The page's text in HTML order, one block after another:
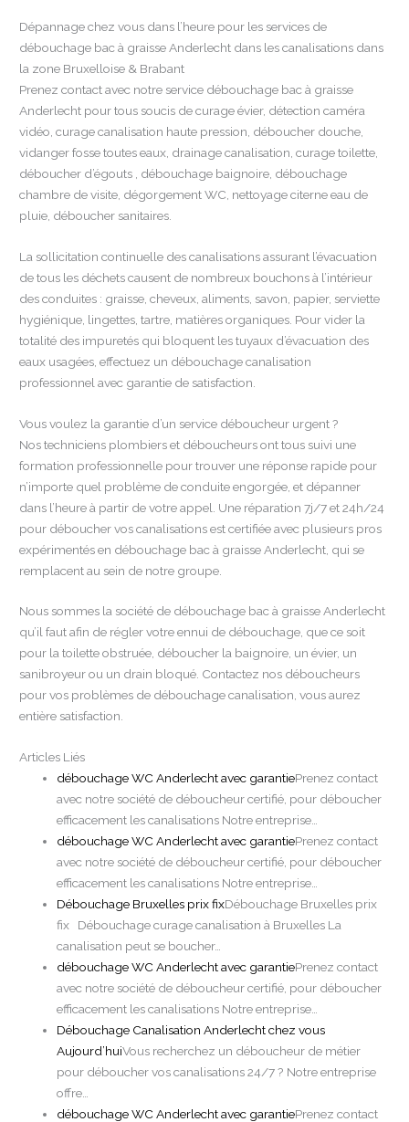
Dépannage chez vous dans l’heure pour les services de
débouchage bac à graisse Anderlecht dans les canalisations dans
la zone Bruxelloise & Brabant
Prenez contact avec notre service débouchage bac à graisse
Anderlecht pour tous soucis de curage évier, détection caméra
vidéo, curage canalisation haute pression, déboucher douche,
vidanger fosse toutes eaux, drainage canalisation, curage toilette,
déboucher d’égouts , débouchage baignoire, débouchage
chambre de visite, dégorgement WC, nettoyage citerne eau de
pluie, déboucher sanitaires.
La sollicitation continuelle des canalisations assurant l’évacuation
de tous les déchets causent de nombreux bouchons à l’intérieur
des conduites : graisse, cheveux, aliments, savon, papier, serviette
hygiénique, lingettes, tartre, matières organiques. Pour vider la
totalité des impuretés qui bloquent les tuyaux d’évacuation des
eaux usagées, effectuez un débouchage canalisation
professionnel avec garantie de satisfaction.
Vous voulez la garantie d’un service déboucheur urgent ?
Nos techniciens plombiers et déboucheurs ont tous suivi une
formation professionnelle pour trouver une réponse rapide pour
n’importe quel problème de conduite engorgée, et dépanner
dans l’heure à partir de votre appel. Une réparation 7j/7 et 24h/24
pour déboucher vos canalisations est certifiée avec plusieurs pros
expérimentés en débouchage bac à graisse Anderlecht, qui se
remplacent au sein de notre groupe.
Nous sommes la société de débouchage bac à graisse Anderlecht
qu’il faut afin de régler votre ennui de débouchage, que ce soit
pour la toilette obstruée, déboucher la baignoire, un évier, un
sanibroyeur ou un drain bloqué. Contactez nos déboucheurs
pour vos problèmes de débouchage canalisation, vous aurez
entière satisfaction.
Articles Liés
débouchage WC Anderlecht avec garantiePrenez contact
avec notre société de déboucheur certifié, pour déboucher
efficacement les canalisations Notre entreprise…
débouchage WC Anderlecht avec garantiePrenez contact
avec notre société de déboucheur certifié, pour déboucher
efficacement les canalisations Notre entreprise…
Débouchage Bruxelles prix fixDébouchage Bruxelles prix
fix Débouchage curage canalisation à Bruxelles La
canalisation peut se boucher…
débouchage WC Anderlecht avec garantiePrenez contact
avec notre société de déboucheur certifié, pour déboucher
efficacement les canalisations Notre entreprise…
Débouchage Canalisation Anderlecht chez vous
Aujourd’huiVous recherchez un déboucheur de métier
pour déboucher vos canalisations 24/7 ? Notre entreprise
offre…
débouchage WC Anderlecht avec garantiePrenez contact